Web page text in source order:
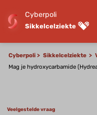
Cyberpoli
Sikkelcelziekte
Cyberpoli Sikkelcelziekte
Mag je hydroxycarbamide
Veelgestelde vraag